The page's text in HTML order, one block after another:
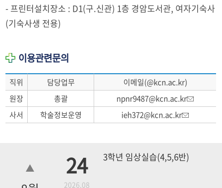
- 프린터설치장소 : D1(구.신관) 1층 경암도서관, 여자기숙사
(기숙사생 전용)
이용관련문의
직위 담당업무
이메일(@kcn.ac.kr)
원장
총괄
npnr9487@kcn.ac.kr
사서
학술정보운영 ieh372@kcn.ac.kr
24
2026.08
3학년 임상실습(4,5,6반)